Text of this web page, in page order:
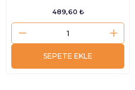
489,60 ₺
SEPETE EKLE